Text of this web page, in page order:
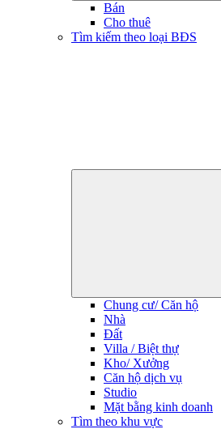
Bán
Cho thuê
Tìm kiếm theo loại BĐS
Chung cư/ Căn hộ
Nhà
Đất
Villa / Biệt thự
Kho/ Xưởng
Căn hộ dịch vụ
Studio
Mặt bằng kinh doanh
Tìm theo khu vực